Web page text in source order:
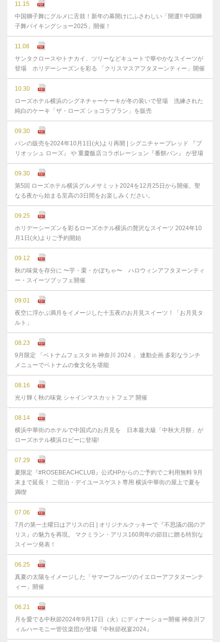
11.15
中国獅子舞にグルメに舌鼓！新年の幕開けにふさわしい「開運!! 中国獅
子舞バイキングショー2025」開催！
11.08
サンタクロースやトナカイ、ツリーなどキュートで華やかなスイーツが
登場 ホリデーシーズンを彩る 「クリスマスアフタヌーンティー」開催
10.30
ローズホテル横浜のシグネチャーケーキが冬の装いで登場 洗練された
純白のケーキ「ザ・ローズ ショコラブラン」を販売
09.30
パンの販売を2024年10月1日(火)より再開 | シグニチャーブレッド 『ブ
リオッシュ ローズ』 や 重慶飯店コラボレーション『番餅パン』 が登場
09.30
第5回 ローズホテル横浜グルメサミット2024を12月25日から開催。聖
なる夜から始まる至高の3日間をお楽しみください。
09.25
ホリデーシーズンを彩るローズホテル横浜の贅沢なスイーツ 2024年10
月1日(火)よりご予約開始
09.12
秋の味覚を存分に 〜芋・栗・かぼちゃ〜 ハロウィンアフタヌーンティ
ー・スイーツブッフェ開催
09.01
夜空に浮かぶ満月をイメージした十五夜のお月見スイーツ！「お月見タ
ルト」
08.23
9月限定 「ベトナムフェスタ in 神奈川 2024 」 連動企画 多彩なランチ
メニューでベトナムの食文化を堪能
08.16
光り輝く秋の味覚 シャインマスカットフェア 開催
08.14
横浜中華街のホテルで中国式のお月見を 日本最大級「中秋大月餅」が
ローズホテル横浜ロビーに登場!
07.29
夏限定『#ROSEBEACHCLUB』公式HPからのご予約でご利用無料 9月
末まで延⻑！ ご宿泊・デイユースゲスト専用 横浜中華街の屋上で夏を
満喫
07.06
7月の第一土曜日はアリスの日 | オリジナルクッキーで『不思議の国のア
リス』の魅力を再現。 マクミラン・アリス160周年の節目に贈る特別な
スイーツ発表！
06.25
真夏の太陽をイメージした「サマーフルーツのイエローアフタヌーンテ
ィー」開催
06.21
月を愛でる中秋節2024年9月17日（火）にディナーショー開催 神奈川フ
ィルハーモニー管弦楽団が登場『中秋節祝宴2024』